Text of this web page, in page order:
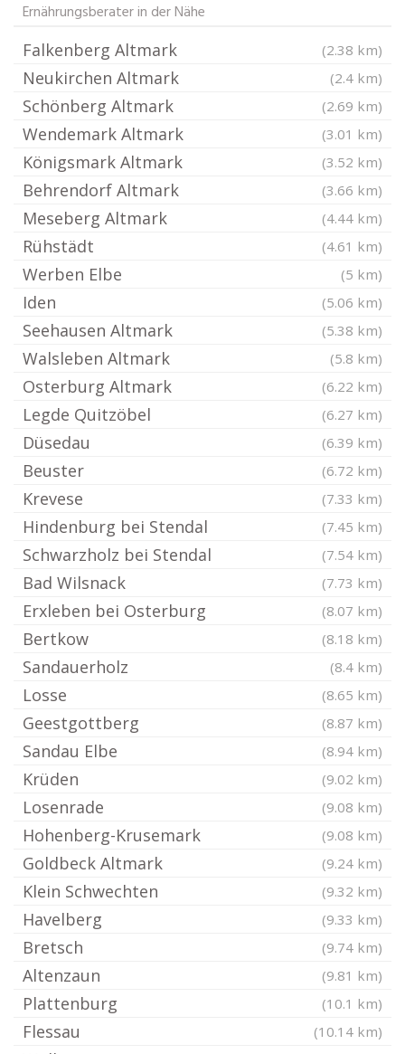
Ernährungsberater in der Nähe
Falkenberg Altmark (2.38 km)
Neukirchen Altmark (2.4 km)
Schönberg Altmark (2.69 km)
Wendemark Altmark (3.01 km)
Königsmark Altmark (3.52 km)
Behrendorf Altmark (3.66 km)
Meseberg Altmark (4.44 km)
Rühstädt (4.61 km)
Werben Elbe (5 km)
Iden (5.06 km)
Seehausen Altmark (5.38 km)
Walsleben Altmark (5.8 km)
Osterburg Altmark (6.22 km)
Legde Quitzöbel (6.27 km)
Düsedau (6.39 km)
Beuster (6.72 km)
Krevese (7.33 km)
Hindenburg bei Stendal (7.45 km)
Schwarzholz bei Stendal (7.54 km)
Bad Wilsnack (7.73 km)
Erxleben bei Osterburg (8.07 km)
Bertkow (8.18 km)
Sandauerholz (8.4 km)
Losse (8.65 km)
Geestgottberg (8.87 km)
Sandau Elbe (8.94 km)
Krüden (9.02 km)
Losenrade (9.08 km)
Hohenberg-Krusemark (9.08 km)
Goldbeck Altmark (9.24 km)
Klein Schwechten (9.32 km)
Havelberg (9.33 km)
Bretsch (9.74 km)
Altenzaun (9.81 km)
Plattenburg (10.1 km)
Flessau (10.14 km)